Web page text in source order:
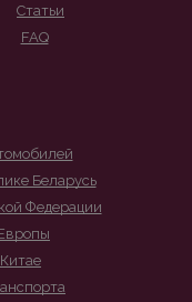
Статьи
FAQ
Беларусь
Федерации